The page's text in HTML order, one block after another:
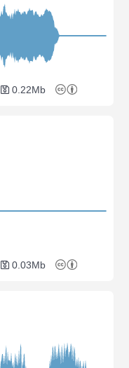
0.22Mb
0.03Mb